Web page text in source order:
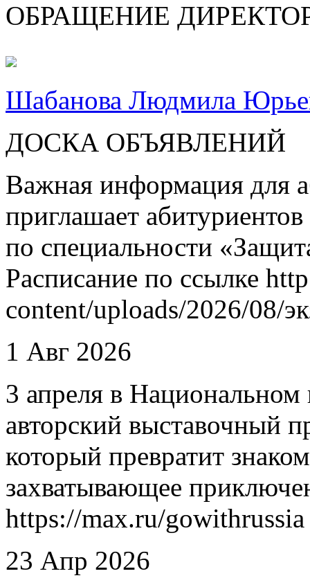
ОБРАЩЕНИЕ
Шабанова Людмила
ДОСКА ОБЪЯВЛЕНИЙ
Важная информация для
приглашает
по специальности
Расписание по ссылке
content/uploads/2026/08/
1 Авг 2026
3 апреля в Национальном
авторский выставочный
который превратит
захватывающее
https://max.ru/gowithrussia
23 Апр 2026